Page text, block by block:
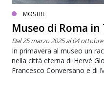
MOSTRE
Museo di Roma
Dal 25 marzo 2025 al 04
In primavera al museo un
nella città eterna di Hervé
Francesco Conversano e di